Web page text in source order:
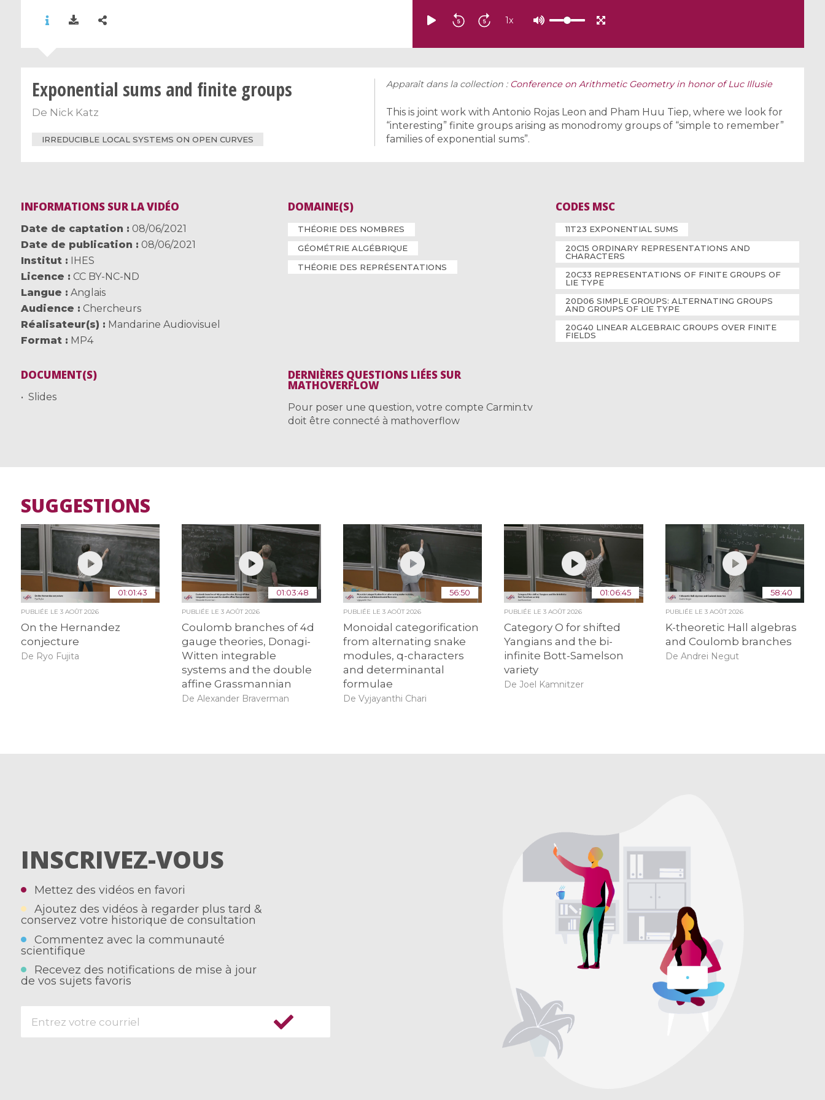
1x
Exponential sums and finite groups
De Nick Katz
IRREDUCIBLE LOCAL SYSTEMS ON OPEN CURVES
Apparaît dans la collection : Conference on Arithmetic Geometry in honor of Luc Illusie
This is joint work with Antonio Rojas Leon and Pham Huu Tiep, where we look for
“interesting” finite groups arising as monodromy groups of “simple to remember”
families of exponential sums”.
INFORMATIONS SUR LA VIDÉO
Date de captation
08/06/2021
Date de publication
08/06/2021
Institut
IHES
Licence
CC BY-NC-ND
Langue
Anglais
Audience
Chercheurs
Réalisateur(s)
Mandarine Audiovisuel
Format
MP4
DOMAINE(S)
THÉORIE DES NOMBRES
GÉOMÉTRIE ALGÉBRIQUE
THÉORIE DES REPRÉSENTATIONS
CODES MSC
11T23 EXPONENTIAL SUMS
20C15 ORDINARY REPRESENTATIONS AND
CHARACTERS
20C33 REPRESENTATIONS OF FINITE GROUPS OF
LIE TYPE
20D06 SIMPLE GROUPS: ALTERNATING GROUPS
AND GROUPS OF LIE TYPE
20G40 LINEAR ALGEBRAIC GROUPS OVER FINITE
FIELDS
DOCUMENT(S)
Slides
DERNIÈRES QUESTIONS LIÉES SUR
MATHOVERFLOW
Pour poser une question, votre compte Carmin.tv
doit être connecté à mathoverflow
SUGGESTIONS
01:01:43
PUBLIÉE LE 3 AOÛT 2026
On the Hernandez
conjecture
De Ryo Fujita
01:03:48
PUBLIÉE LE3 AOÛT 2026
Coulomb branches of 4d
gauge theories, Donagi-
Witten integrable
systems and the double
affine Grassmannian
De Alexander Braverman
56:50
PUBLIÉE LE 3 AOÛT 2026
Monoidal categorification
from alternating snake
modules, q-characters
and determinantal
formulae
De Vyjayanthi Chari
01:06:45
PUBLIÉE LE3 AOÛT 2026
Category O for shifted
Yangians and the bi-
infinite Bott-Samelson
variety
De Joel Kamnitzer
58:40
PUBLIÉE LE 3 AOÛT 2026
K-theoretic Hall algebras
and Coulomb branches
De Andrei Negut
INSCRIVEZ-VOUS
Mettez des vidéos en favori
Ajoutez des vidéos à regarder plus tard &
conservez votre historique de consultation
Commentez avec la communauté
scientifique
Recevez des notifications de mise à jour
de vos sujets favoris